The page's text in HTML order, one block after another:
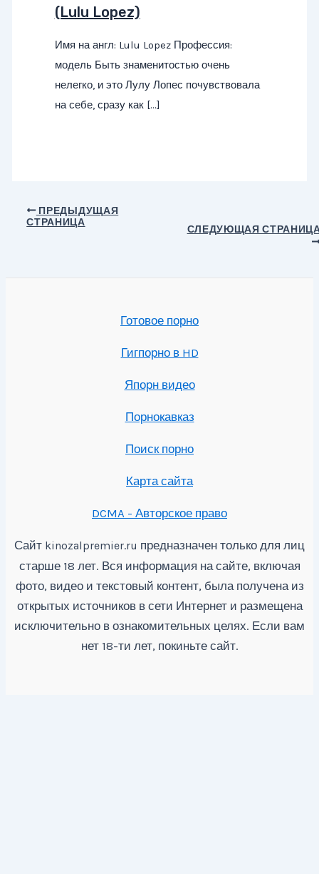
(Lulu Lopez)
Имя на англ: Lulu Lopez Профессия:
модель Быть знаменитостью очень
нелегко, и это Лулу Лопес почувствовала
на себе, сразу как […]
Навигация
ПРЕДЫДУЩАЯ
СТРАНИЦА
СЛЕДУЮЩАЯ
Готовое порно
Гигпорно в HD
Япорн видео
Порнокавказ
Поиск порно
Карта сайта
DCMA - Авторское право
Сайт kinozalpremier.ru предназначен только для лиц
старше 18 лет. Вся информация на сайте, включая
фото, видео и текстовый контент, была получена из
открытых источников в сети Интернет и размещена
исключительно в ознакомительных целях. Если вам
нет 18-ти лет, покиньте сайт.